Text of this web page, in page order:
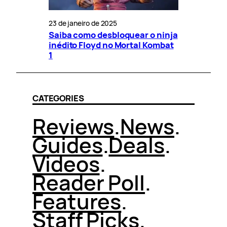
23 de janeiro de 2025
Saiba como desbloquear o ninja
inédito Floyd no Mortal Kombat
1
CATEGORIES
Reviews.News.
Guides.Deals.
Videos.
Reader Poll.
Features.
Staff Picks.